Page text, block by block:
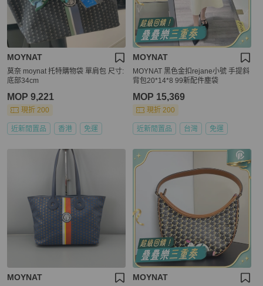
MOYNAT
莫奈 moynat 托特購物袋 單肩包 尺寸:
底部34cm
MOP 9,221
現折 200
近新閒置品 香港 免運
MOYNAT
MOYNAT 黑色金扣rejane小號 手提斜
背包20*14*8 99新配件塵袋
MOP 15,369
現折 200
近新閒置品 台灣 免運
MOYNAT MOYNAT